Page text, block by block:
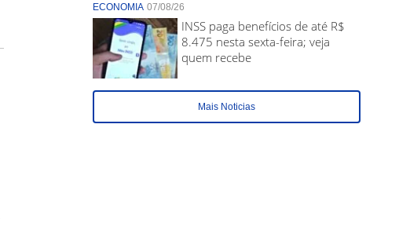
ECONOMIA 07/08/26
INSS paga benefícios de até R$
8.475 nesta sexta-feira; veja
quem recebe
Mais Noticias